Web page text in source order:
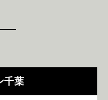
千葉